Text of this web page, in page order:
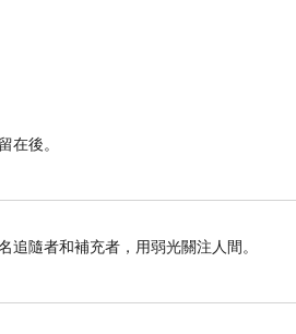
在後。
追隨者和補充者，用弱光關注人間。